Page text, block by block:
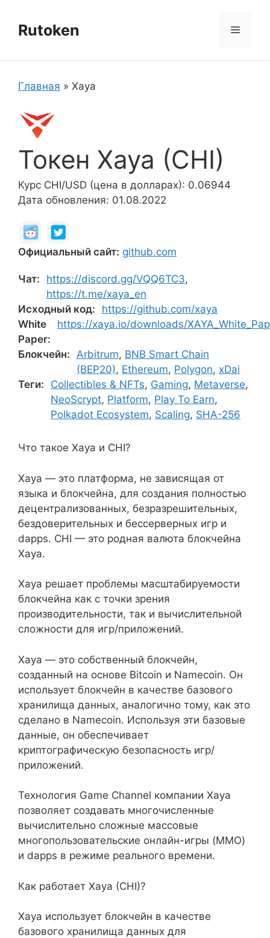
содержимому
Rutoken Меню
Главная » Xaya
Токен Xaya (CHI)
Курс CHI/USD (цена в долларах): 0.06944
Дата обновления: 01.08.2022
Официальный сайт: github.com
Чат: https://discord.gg/VQQ6TC3,
https://t.me/xaya_en
Исходный код:
https://github.com/xaya
White
Paper:
https://xaya.io/downloads/
Блокчейн: Arbitrum, BNB Smart Chain
(BEP20), Ethereum, Polygon, xDai
Теги:
Collectibles & NFTs, Gaming, Metaverse,
NeoScrypt, Platform, Play To Earn,
Polkadot Ecosystem, Scaling, SHA-256
Что такое Xaya и CHI?
Xaya — это платформа, не зависящая от
языка и блокчейна, для создания полностью
децентрализованных, безразрешительных,
бездоверительных и бессерверных игр и
dapps. CHI — это родная валюта блокчейна
Xaya.
Xaya решает проблемы масштабируемости
блокчейна как с точки зрения
производительности, так и вычислительной
сложности для игр/приложений.
Xaya — это собственный блокчейн,
созданный на основе Bitcoin и Namecoin. Он
использует блокчейн в качестве базового
хранилища данных, аналогично тому, как это
сделано в Namecoin. Используя эти базовые
данные, он обеспечивает
криптографическую безопасность игр/
приложений.
Технология Game Channel компании Xaya
позволяет создавать многочисленные
вычислительно сложные массовые
многопользовательские онлайн-игры (MMO)
и dapps в режиме реального времени.
Как работает Xaya (CHI)?
Xaya использует блокчейн в качестве
базового хранилища данных для